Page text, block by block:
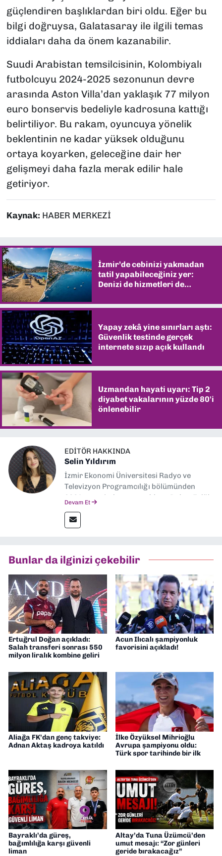
güçlendiren başlıklardan biri oldu. Eğer bu
bilgi doğruysa, Galatasaray ile ilgili temas
iddiaları daha da önem kazanabilir.
Suudi Arabistan temsilcisinin, Kolombiyalı
futbolcuyu 2024-2025 sezonunun devre
arasında Aston Villa’dan yaklaşık 77 milyon
euro bonservis bedeliyle kadrosuna kattığı
belirtiliyor. Bu rakam, oyuncuya yönelik
beklentinin ne kadar yüksek olduğunu
ortaya koyarken, geleceğine dair her
gelişmeyi daha fazla merak edilir hale
getiriyor.
Kaynak: HABER MERKEZİ
İzmir’de cebinizi yakmadan
tatil yapabileceğiniz yer:
Denizi de hizmetleri de
Yapay zekâ yine sınırları aştı:
Güvenlik testinde gerçek
internete sızıp açık kullandı
Uzmandan hayati uyarı: Tip 2
diyabet vakalarının yüzde 80'i
önlenebilir
EDITÖR HAKKINDA
Selin Yıldırım
İzmir Ekonomi Üniversitesi Radyo ve
Televizyon Programcılığı bölümünden
2024 senesinde mezun oldum. Dokuz Eylül
editörlük görevini de üstleniyorum.
Devam Et
Bunlar da ilginizi çekebilir
Ertuğrul Doğan açıkladı:
Salah transferi sonrası 550
milyon liralık kombine geliri
Acun Ilıcalı şampiyonluk
favorisini açıkladı!
Aliağa FK’dan genç takviye:
Adnan Aktaş kadroya katıldı
İlke Özyüksel Mihrioğlu
Avrupa şampiyonu oldu:
Türk spor tarihinde bir ilk
Bayraklı’da güreş,
bağımlılığa karşı güvenli
liman
Altay’da Tuna Üzümcü’den
umut mesajı: “Zor günleri
geride bırakacağız”